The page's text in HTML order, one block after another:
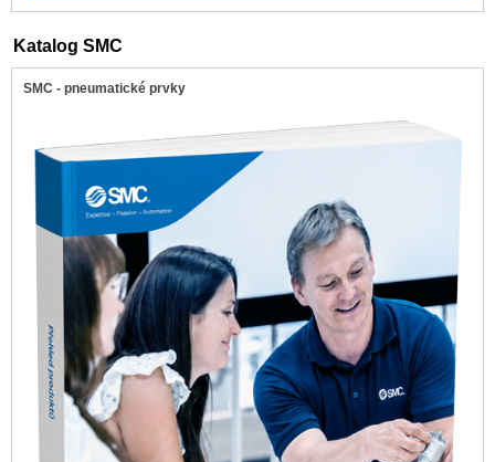
Katalog SMC
SMC - pneumatické prvky